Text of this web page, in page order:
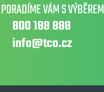
PORADÍME VÁM S VÝBĚREM
800 188 888
info@tco.cz